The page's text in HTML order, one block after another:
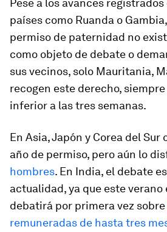
países como Ruanda o
permiso de paternidad no
como objeto de debate o
sus vecinos, solo Mauritania,
recogen este derecho,
inferior a las tres semanas.
En Asia, Japón y Corea del Sur
año de permiso, pero aún lo
hombres. En India, el debate
actualidad, ya que este verano
debatirá por primera vez sobre
remuneradas de hasta tres